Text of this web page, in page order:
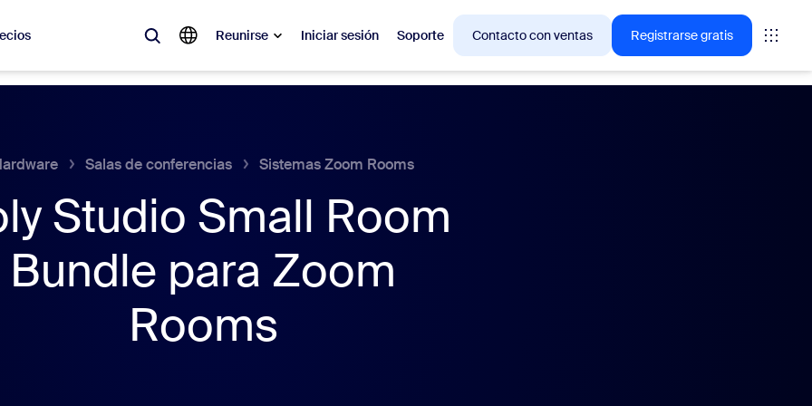
Reunirse Iniciar sesión Soporte Contacto con ventas Registrarse gratis
Reuniones
Salas de conferencias Sistemas Zoom Rooms
Studio Small Room
Bundle para Zoom
Rooms